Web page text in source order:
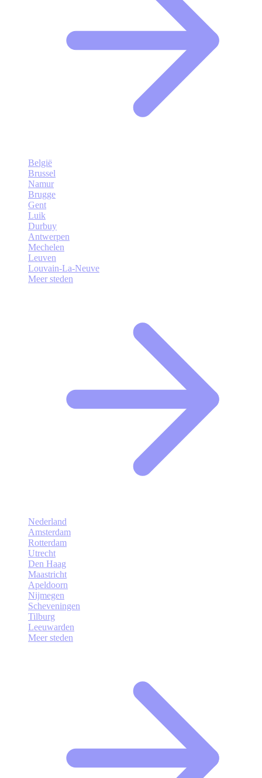
België
Brussel
Namur
Brugge
Gent
Luik
Durbuy
Antwerpen
Mechelen
Leuven
Louvain-La-Neuve
Meer steden
Nederland
Amsterdam
Rotterdam
Utrecht
Den Haag
Maastricht
Apeldoorn
Nijmegen
Scheveningen
Tilburg
Leeuwarden
Meer steden